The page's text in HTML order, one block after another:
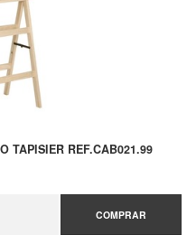
TAPISIER REF.CAB021.99
COMPRAR